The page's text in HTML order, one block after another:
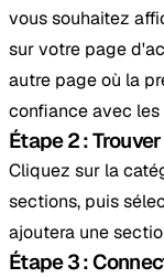
vous souhaitez
sur votre page
autre page où la
confiance avec les
Étape 2 :
Cliquez sur la
sections, puis
ajoutera une
Étape 3 :